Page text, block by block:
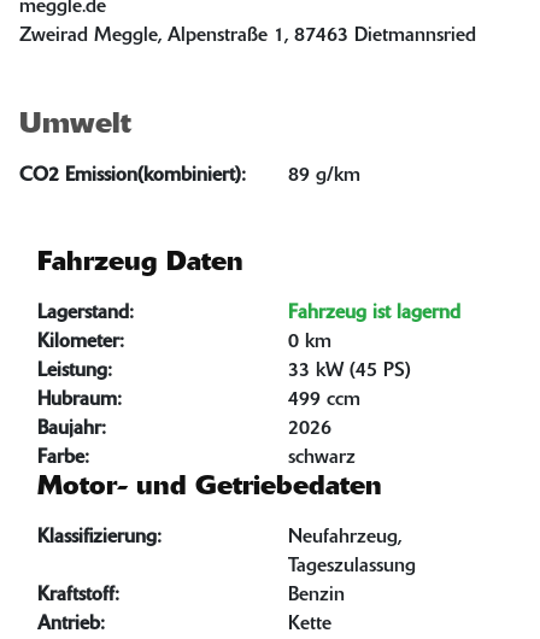
meggle.de
Zweirad Meggle, Alpenstraße 1, 87463 Dietmannsried
Umwelt
CO2 Emission(kombiniert): 89 g/km
Fahrzeug Daten
Lagerstand:
Fahrzeug ist lagernd
Kilometer:
0 km
Leistung:
33 kW (45 PS)
Hubraum:
499 ccm
Baujahr:
2026
Farbe:
schwarz
Motor- und Getriebedaten
Klassifizierung:
Neufahrzeug,
Tageszulassung
Kraftstoff:
Benzin
Antrieb:
Kette